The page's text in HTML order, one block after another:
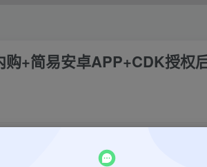
购+简易安卓APP+CDK授权